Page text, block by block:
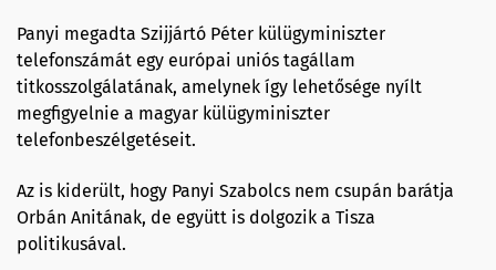
Panyi megadta Szijjártó Péter külügyminiszter
telefonszámát egy európai uniós tagállam
titkosszolgálatának, amelynek így lehetősége nyílt
megfigyelnie a magyar külügyminiszter
telefonbeszélgetéseit.
Az is kiderült, hogy Panyi Szabolcs nem csupán barátja
Orbán Anitának, de együtt is dolgozik a Tisza
politikusával.